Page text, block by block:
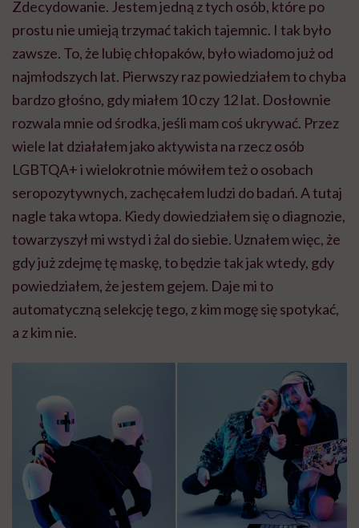
Zdecydowanie. Jestem jedną z tych osób, które po
prostu nie umieją trzymać takich tajemnic. I tak było
zawsze. To, że lubię chłopaków, było wiadomo już od
najmłodszych lat. Pierwszy raz powiedziałem to chyba
bardzo głośno, gdy miałem 10 czy 12 lat. Dosłownie
rozwala mnie od środka, jeśli mam coś ukrywać. Przez
wiele lat działałem jako aktywista na rzecz osób
LGBTQA+ i wielokrotnie mówiłem też o osobach
seropozytywnych, zachęcałem ludzi do badań. A tutaj
nagle taka wtopa. Kiedy dowiedziałem się o diagnozie,
towarzyszył mi wstyd i żal do siebie. Uznałem więc, że
gdy już zdejmę tę maskę, to będzie tak jak wtedy, gdy
powiedziałem, że jestem gejem. Daje mi to
automatyczną selekcję tego, z kim mogę się spotykać,
a z kim nie.